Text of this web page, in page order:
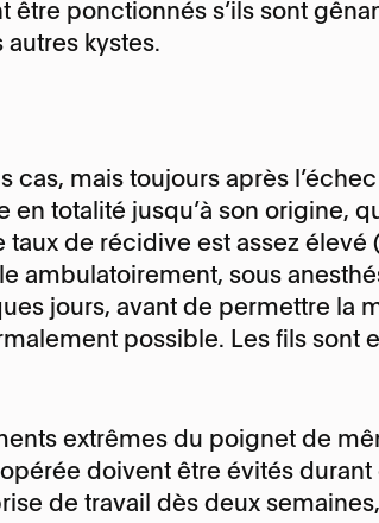
ponctionnés s’ils sont
kystes.
cas, mais toujours après
totalité jusqu’à son origine,
de récidive est assez élevé
ambulatoirement, sous
jours, avant de permettre la
possible. Les fils sont
extrêmes du poignet de
doivent être évités durant
de travail dès deux